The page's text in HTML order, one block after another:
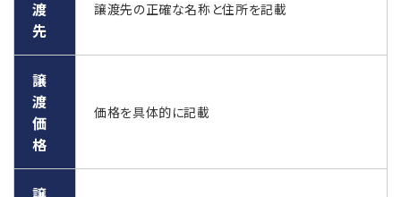
渡
先
譲渡先の正確な名称と住所を記載
譲
渡
価
格
価格を具体的に記載